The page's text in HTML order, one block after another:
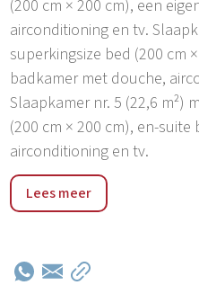
(200 cm × 200 cm), een
airconditioning en tv.
superkingsize bed (200 cm
badkamer met douche,
Slaapkamer nr. 5 (22,6 m²)
(200 cm × 200 cm), en-
airconditioning en tv.
Villa Kiara ligt op slechts 25
bezoek brengen aan deze
dienden voor de beroemde
Lees meer